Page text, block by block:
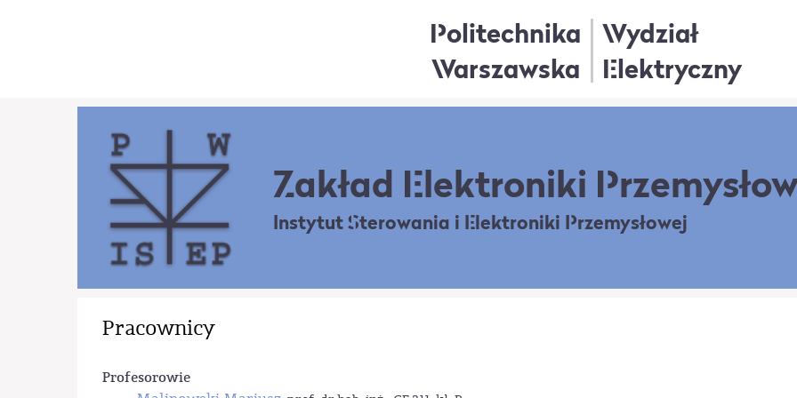
Politechnika
Warszawska
Wydział
Elektryczny
Zakład Elektroniki
Instytut Sterowania i Elektroniki Przemysłowej
Pracownicy
Profesorowie